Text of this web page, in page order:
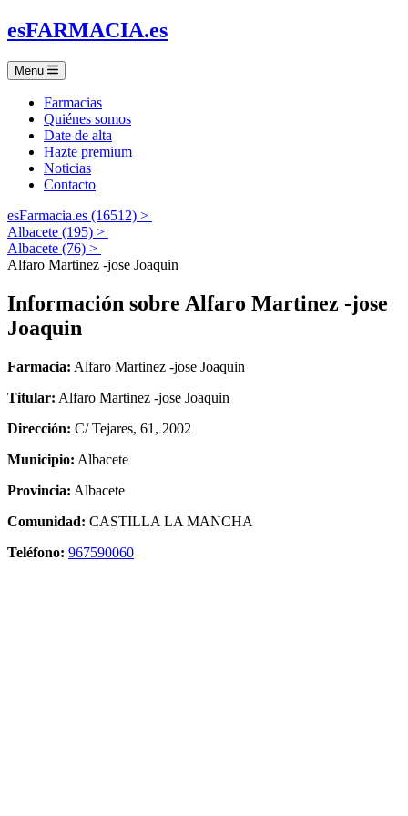
esFARMACIA.es
Menu
Farmacias
Quiénes somos
Date de alta
Hazte premium
Noticias
Contacto
esFarmacia.es (16512) >
Albacete (195) >
Albacete (76) >
Alfaro Martinez -jose Joaquin
Información sobre Alfaro Martinez -jose
Joaquin
Farmacia: Alfaro Martinez -jose Joaquin
Titular: Alfaro Martinez -jose Joaquin
Dirección: C/ Tejares, 61, 2002
Municipio: Albacete
Provincia: Albacete
Comunidad: CASTILLA LA MANCHA
Teléfono: 967590060